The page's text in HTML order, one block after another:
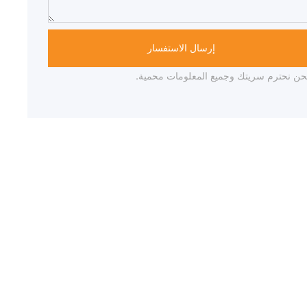
إرسال الاستفسار
نحترم سريتك وجميع المعلومات محمية.